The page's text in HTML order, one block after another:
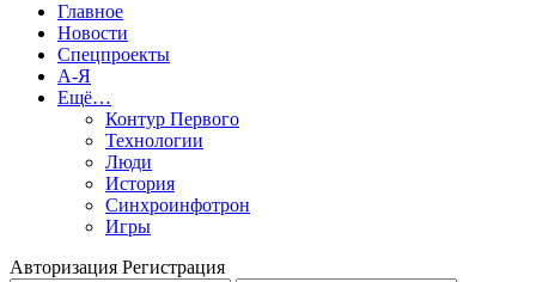
Главное
Новости
Спецпроекты
А-Я
Ещё…
Контур Первого
Технологии
Люди
История
Синхроинфотрон
Игры
Авторизация Регистрация